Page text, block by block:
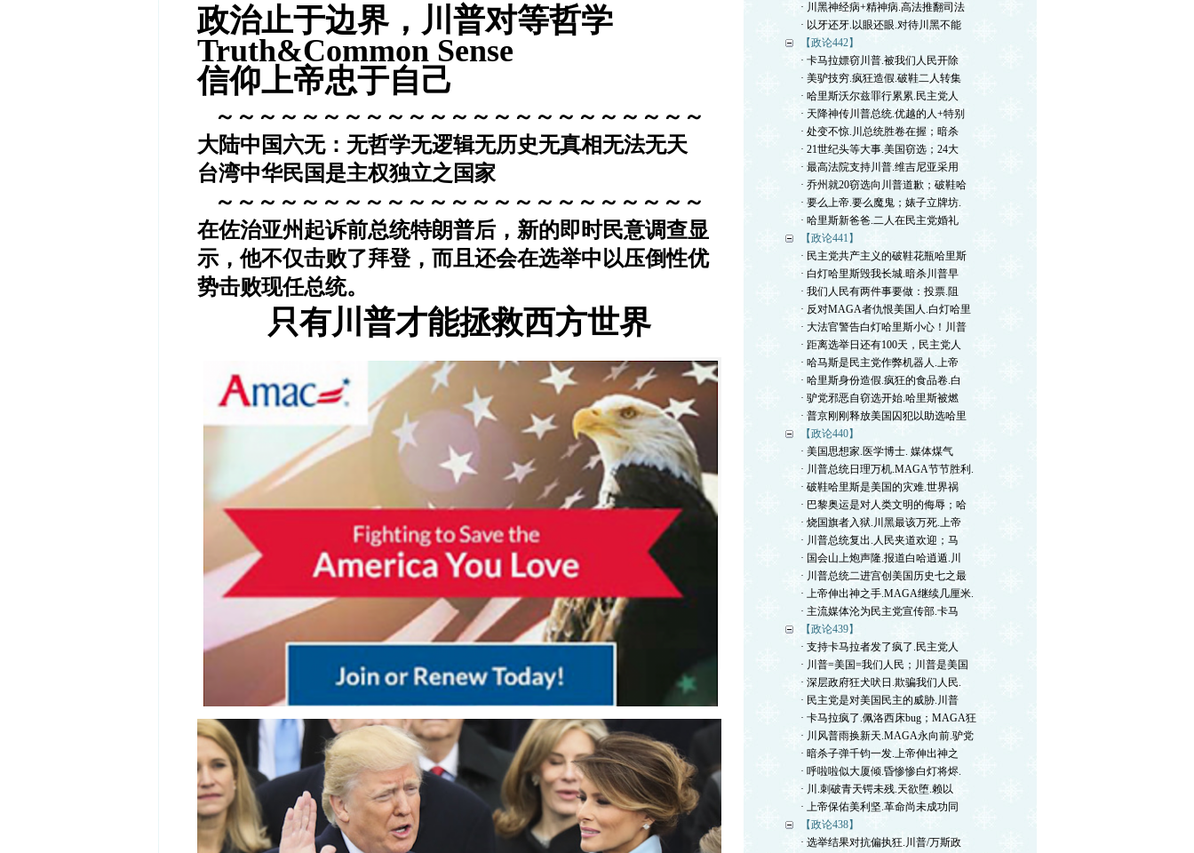
政治止于边界， 川普对等哲学
Truth&Common Sense
信仰上帝忠于自己
～～～～～～～～～～～～～～～～～～～～～～～
大陆中国六无：无哲学无逻辑无历史无真相无法无天
台湾中华民国是主权独立之国家
～～～～～～～～～～～～～～～～～～～～～～～
在佐治亚州起诉前总统特朗普后，新的即时民意调查显
示，他不仅击败了拜登，而且还会在选举中以压倒性优
势击败现任总统。
只有川普才能拯救西方世界
· 川黑神经病+精神病.高法推翻司法
· 以牙还牙.以眼还眼.对待川黑不能
【政论442】
· 卡马拉嫖窃川普.被我们人民开除
· 美驴技穷.疯狂造假.破鞋二人转集
· 哈里斯沃尔兹罪行累累.民主党人
· 天降神传川普总统.优越的人+特别
· 处变不惊.川总统胜卷在握；暗杀
· 21世纪头等大事.美国窃选；24大
· 最高法院支持川普.维吉尼亚采用
· 乔州就20窃选向川普道歉；破鞋哈
· 要么上帝.要么魔鬼；婊子立牌坊.
· 哈里斯新爸爸.二人在民主党婚礼
【政论441】
· 民主党共产主义的破鞋花瓶哈里斯
· 白灯哈里斯毁我长城.暗杀川普早
· 我们人民有两件事要做：投票.阻
· 反对MAGA者仇恨美国人.白灯哈里
· 大法官警告白灯哈里斯小心！川普
· 距离选举日还有100天，民主党人
· 哈马斯是民主党作弊机器人.上帝
· 哈里斯身份造假.疯狂的食品卷.白
· 驴党邪恶自窃选开始.哈里斯被燃
· 普京刚刚释放美国囚犯以助选哈里
【政论440】
· 美国思想家.医学博士. 媒体煤气
· 川普总统日理万机.MAGA节节胜利.
· 破鞋哈里斯是美国的灾难.世界祸
· 巴黎奥运是对人类文明的侮辱；哈
· 烧国旗者入狱.川黑最该万死.上帝
· 川普总统复出.人民夹道欢迎；马
· 国会山上炮声隆.报道白哈逍遁.川
· 川普总统二进宫创美国历史七之最
· 上帝伸出神之手.MAGA继续几厘米.
· 主流媒体沦为民主党宣传部.卡马
【政论439】
· 支持卡马拉者发了疯了.民主党人
· 川普=美国=我们人民；川普是美国
· 深层政府狂犬吠日.欺骗我们人民.
· 民主党是对美国民主的威胁.川普
· 卡马拉疯了.佩洛西床bug；MAGA狂
· 川风普雨换新天.MAGA永向前.驴党
· 暗杀子弹千钧一发.上帝伸出神之
· 呼啦啦似大厦倾.昏惨惨白灯将烬.
· 川.刺破青天锷未残.天欲堕.赖以
· 上帝保佑美利坚.革命尚未成功同
【政论438】
· 选举结果对抗偏执狂.川普/万斯政